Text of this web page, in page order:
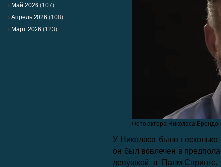
Май 2026 (107)
Апрель 2026 (108)
Март 2026 (123)
Фото актера Николаса
У Николаса было
он был вовлечен в
девушкой в ​​Палм-